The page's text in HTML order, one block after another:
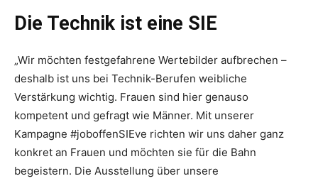
Die Technik ist eine SIE
„Wir möchten festgefahrene Wertebilder aufbrechen –
deshalb ist uns bei Technik-Berufen weibliche
Verstärkung wichtig. Frauen sind hier genauso
kompetent und gefragt wie Männer. Mit unserer
Kampagne #joboffenSIEve richten wir uns daher ganz
konkret an Frauen und möchten sie für die Bahn
begeistern. Die Ausstellung über unsere